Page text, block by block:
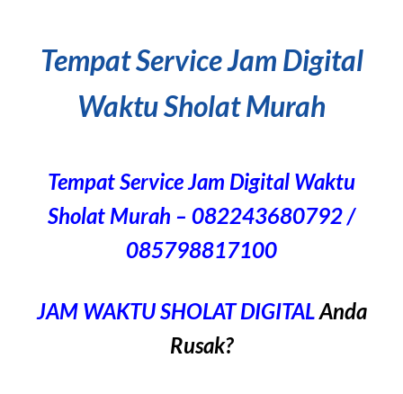
Tempat Service Jam Digital
Waktu Sholat Murah
Tempat Service Jam Digital Waktu
Sholat Murah – 082243680792 /
085798817100
JAM WAKTU SHOLAT DIGITALAnda
Rusak?